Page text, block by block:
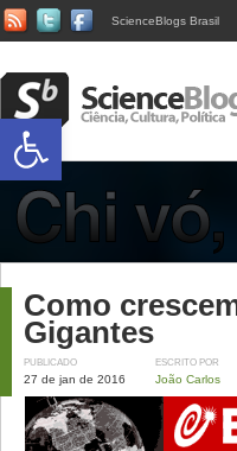
ScienceBlogs Brasil
Como
Gigantes
PUBLICADO
27 de jan de 2016
ESCRITO POR
João Carlos
Abrir a barra